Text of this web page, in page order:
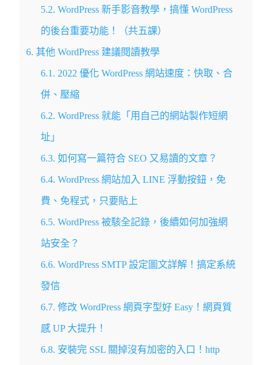
5.2. WordPress 新手影音教學，搞懂 WordPress
的後台重要功能！（共五課）
6. 其他 WordPress 建議閱讀教學
6.1. 2022 優化 WordPress 網站速度：快取、合
併、壓縮
6.2. WordPress 就能「用自己的網站製作短網
址」
6.3. 如何寫一篇符合 SEO 又易讀的文章？
6.4. WordPress 網站加入 LINE 浮動按鈕，免
費、免程式，只要貼上
6.5. WordPress 被駭全記錄，後續如何加強網
站安全？
6.6. WordPress SMTP 設定圖文詳解！搞定系統
發信
6.7. 修改 WordPress 網頁字型好 Easy！網頁質
感 UP 大提升！
6.8. 安裝完 SSL 關掉沒有加密的入口！http